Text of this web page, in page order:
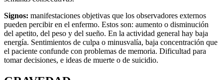
Signos: manifestaciones objetivas que los observadores externos
pueden percibir en el enfermo. Estos son: aumento o disminución
del apetito, del peso y del sueño. En la actividad general hay baja
energía. Sentimientos de culpa o minusvalía, baja concentración que
el paciente confunde con problemas de memoria. Dificultad para
tomar decisiones, e ideas de muerte o de suicidio.